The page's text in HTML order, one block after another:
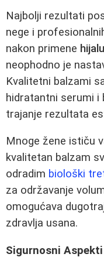
Najbolji rezultati
nege i
nakon primene
neophodno je
Kvalitetni balzami
hidratantni serumi i
trajanje rezultata
Mnoge žene ističu
kvalitetan balzam
odradim biološki
za održavanje
omogućava
zdravlja usana.
Sigurnosni